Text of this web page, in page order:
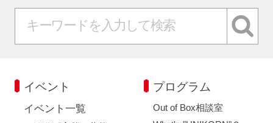
イベント
イベント一覧
プログラム
Out of Box相談室